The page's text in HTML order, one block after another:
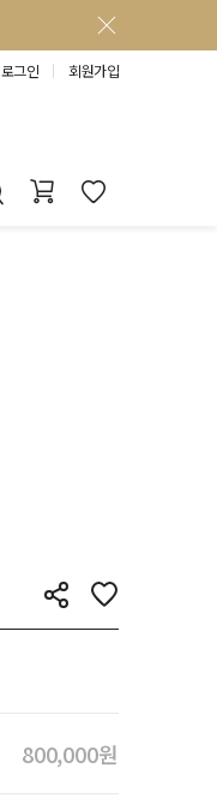
로그인 회원가입
800,000원